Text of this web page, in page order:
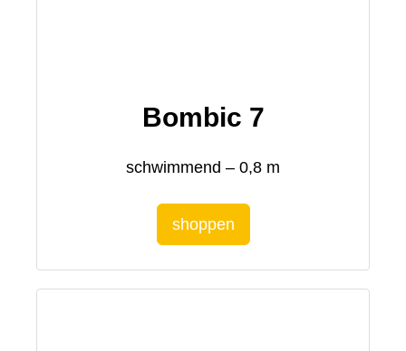
Bombic 7
schwimmend – 0,8 m
shoppen